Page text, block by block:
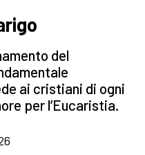
del
ai cristiani di ogni
per l’Eucaristia.